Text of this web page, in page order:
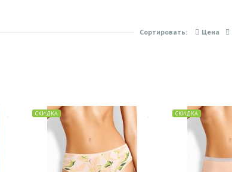
Сортировать: Цена
СКИДКА СКИДКА